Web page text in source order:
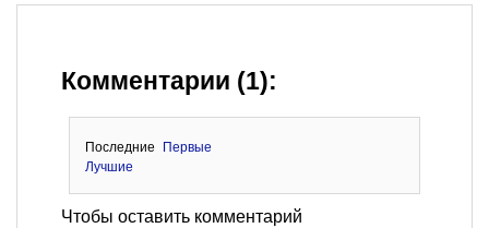
Комментарии (1):
Последние
Первые
Лучшие
Чтобы оставить комментарий